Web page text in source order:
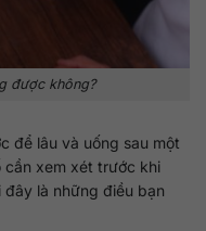
được không?
để lâu và uống sau một
cần xem xét trước khi
là những điều bạn